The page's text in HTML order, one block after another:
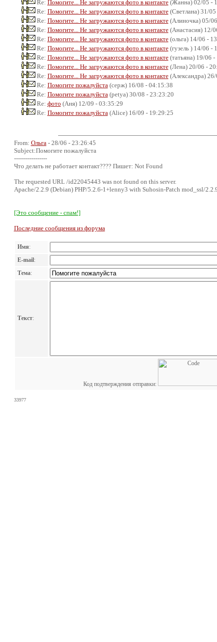
Re: Помогите... Не загружаются фото в контакте(Жанна) 02/05 -
Re: Помогите... Не загружаются фото в контакте(Светлана) 31/
Re: Помогите... Не загружаются фото в контакте(Алиночка) 05/
Re: Помогите... Не загружаются фото в контакте(Анастасия) 12/
Re: Помогите... Не загружаются фото в контакте(ольга) 14/06 -
Re: Помогите... Не загружаются фото в контакте(гузель ) 14/06 -
Re: Помогите... Не загружаются фото в контакте(татьяна) 19/06
Re: Помогите... Не загружаются фото в контакте(Лена) 20/06 -
Re: Помогите... Не загружаются фото в контакте(Александра)
Re: Помогите пожалуйста (серж) 16/08 - 04:15:38
Re: Помогите пожалуйста (petya) 30/08 - 23:23:20
Re: фото (Аня) 12/09 - 03:35:29
Re: Помогите пожалуйста (Alice) 16/09 - 19:29:25
From: Ольга - 28/06 - 23:26:45
Subject:Помогите пожалуйста
-----------------
Что делать не работает контакт???? Пишет: Not Found
The requested URL /id22045443 was not found on this server.
Apache/2.2.9 (Debian) PHP/5.2.6-1+lenny3 with Suhosin-Patch mod_ssl/
[Это сообщение - спам!]
Последние сообщения из форума
Имя:
E-mail:
Тема:
Текст:
Код подтверждения отправки:
33977